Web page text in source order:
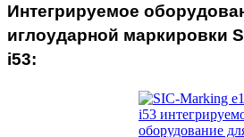
Интегрируемое
иглоударной маркировки
i53: